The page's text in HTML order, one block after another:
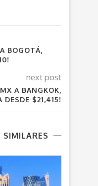
BOGOTÁ,
next post
A BANGKOK,
DESDE $21,415!